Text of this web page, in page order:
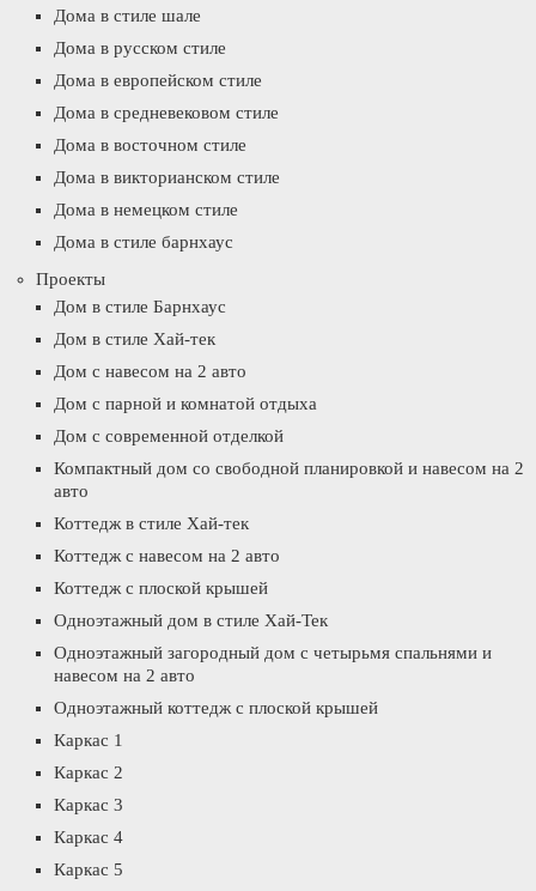
Дома в стиле шале
Дома в русском стиле
Дома в европейском стиле
Дома в средневековом стиле
Дома в восточном стиле
Дома в викторианском стиле
Дома в немецком стиле
Дома в стиле барнхаус
Проекты
Дом в стиле Барнхаус
Дом в стиле Хай-тек
Дом с навесом на 2 авто
Дом с парной и комнатой отдыха
Дом с современной отделкой
Компактный дом со свободной планировкой и навесом на 2
авто
Коттедж в стиле Хай-тек
Коттедж с навесом на 2 авто
Коттедж с плоской крышей
Одноэтажный дом в стиле Хай-Тек
Одноэтажный загородный дом с четырьмя спальнями и
навесом на 2 авто
Одноэтажный коттедж с плоской крышей
Каркас 1
Каркас 2
Каркас 3
Каркас 4
Каркас 5